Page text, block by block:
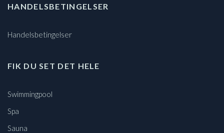
HANDELSBETINGELSER
Handelsbetingelser
FIK DU SET DET HELE
Swimmingpool
Spa
Sauna